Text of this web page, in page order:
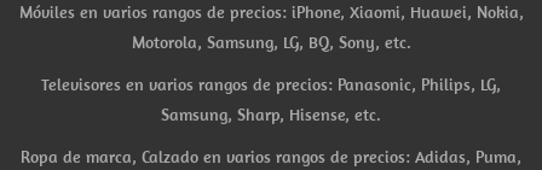
Móviles en varios rangos de precios: iPhone, Xiaomi, Huawei, Nokia,
Motorola, Samsung, LG, BQ, Sony, etc.
Televisores en varios rangos de precios: Panasonic, Philips, LG,
Samsung, Sharp, Hisense, etc.
Ropa de marca, Calzado en varios rangos de precios: Adidas, Puma,